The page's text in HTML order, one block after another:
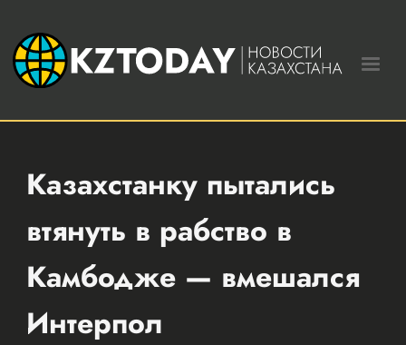
Казахстанку пытались
втянуть в рабство в
Камбодже — вмешался
Интерпол